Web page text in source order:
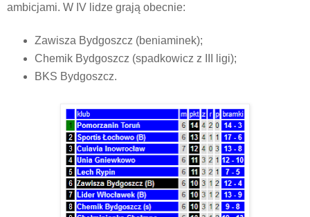
ambicjami. W IV lidze grają obecnie:
Zawisza Bydgoszcz (beniaminek);
Chemik Bydgoszcz (spadkowicz z III ligi);
BKS Bydgoszcz.